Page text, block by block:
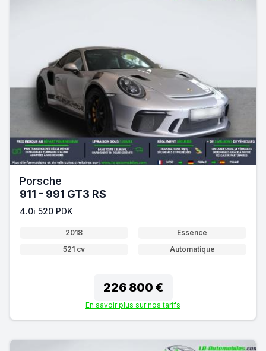
Porsche
911 - 991 GT3 RS
4.0i 520 PDK
2018
Essence
521 cv
Automatique
226 800 €
En savoir plus sur nos tarifs